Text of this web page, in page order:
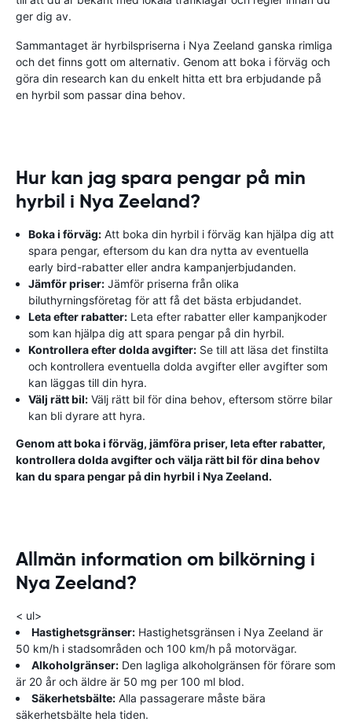
ger dig av.
Sammantaget är hyrbilspriserna i Nya Zeeland ganska rimliga
och det finns gott om alternativ. Genom att boka i förväg och
göra din research kan du enkelt hitta ett bra erbjudande på
en hyrbil som passar dina behov.
Hur kan jag spara pengar på min
hyrbil i Nya Zeeland?
Boka i förväg: Att boka din hyrbil i förväg kan hjälpa dig att
spara pengar, eftersom du kan dra nytta av eventuella
early bird-rabatter eller andra kampanjerbjudanden.
Jämför priser: Jämför priserna från olika
biluthyrningsföretag för att få det bästa erbjudandet.
Leta efter rabatter: Leta efter rabatter eller kampanjkoder
som kan hjälpa dig att spara pengar på din hyrbil.
Kontrollera efter dolda avgifter: Se till att läsa det finstilta
och kontrollera eventuella dolda avgifter eller avgifter som
kan läggas till din hyra.
Välj rätt bil: Välj rätt bil för dina behov, eftersom större bilar
kan bli dyrare att hyra.
Genom att boka i förväg, jämföra priser, leta efter rabatter,
kontrollera dolda avgifter och välja rätt bil för dina behov
kan du spara pengar på din hyrbil i Nya Zeeland.
Allmän information om bilkörning i
Nya Zeeland?
< ul>
Hastighetsgränser: Hastighetsgränsen i Nya Zeeland är
50 km/h i stadsområden och 100 km/h på motorvägar.
Alkoholgränser: Den lagliga alkoholgränsen för förare som
är 20 år och äldre är 50 mg per 100 ml blod.
Säkerhetsbälte: Alla passagerare måste bära
säkerhetsbälte hela tiden.